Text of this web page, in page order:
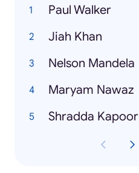
Paul Walker
Jiah Khan
Nelson Mandela
Maryam Nawaz
Shradda Kapoor